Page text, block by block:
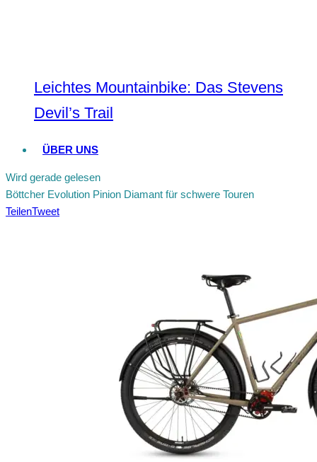
Leichtes Mountainbike: Das Stevens
Devil’s Trail
ÜBER UNS
Wird gerade gelesen
Böttcher Evolution Pinion Diamant für schwere Touren
TeilenTweet